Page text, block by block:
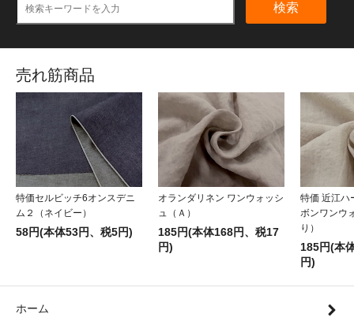
検索
売れ筋商品
特価セルビッチ6オンスデニ
ム２（ネイビー）
58円(本体53円、税5円)
オランダリネン ワンウォッシ
ュ（Ａ）
185円(本体168円、税17
円)
特価 近江ハ
ボンワンウ
り）
185円(本
円)
ホーム